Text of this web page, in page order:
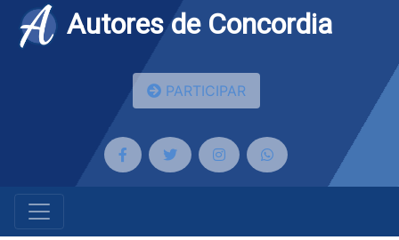
Autores de Concordia
PARTICIPAR